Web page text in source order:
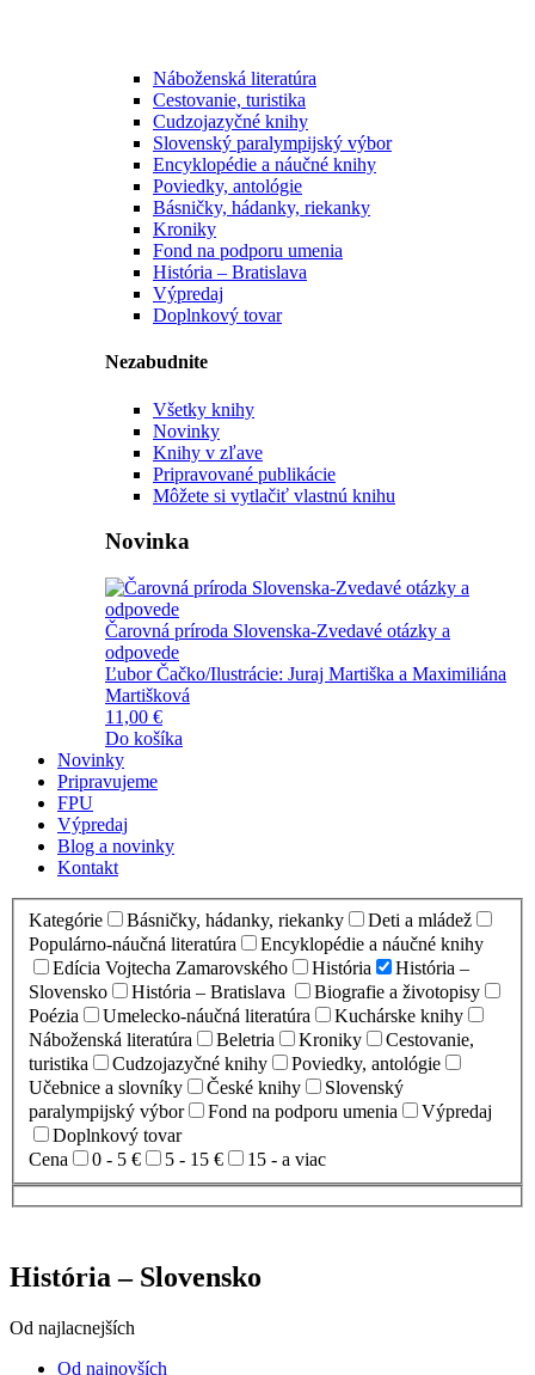
Náboženská literatúra
Cestovanie, turistika
Cudzojazyčné knihy
Slovenský paralympijský výbor
Encyklopédie a náučné knihy
Poviedky, antológie
Básničky, hádanky, riekanky
Kroniky
Fond na podporu umenia
História – Bratislava
Výpredaj
Doplnkový tovar
Nezabudnite
Všetky knihy
Novinky
Knihy v zľave
Pripravované publikácie
Môžete si vytlačiť vlastnú knihu
Novinka
Čarovná príroda Slovenska-Zvedavé otázky a
odpovede
Ľubor Čačko/Ilustrácie: Juraj Martiška a Maximiliána
Martišková
11,00 €
Do košíka
Novinky
Pripravujeme
FPU
Výpredaj
Blog a novinky
Kontakt
Kategórie Básničky, hádanky, riekanky
Deti a mládež
Populárno-náučná literatúra
Encyklopédie a náučné knihy
Edícia Vojtecha Zamarovského
História
História –
Slovensko
História – Bratislava
Biografie a životopisy
Poézia
Umelecko-náučná literatúra
Kuchárske knihy
Náboženská literatúra
Beletria Kroniky
Cestovanie,
turistika
Cudzojazyčné knihy
Poviedky, antológie
Učebnice a slovníky
České knihy
Slovenský
paralympijský výbor
Fond na podporu umenia
Výpredaj
Doplnkový tovar
Cena
0 - 5 € 5 - 15 € 15 - a viac
História – Slovensko
Od najlacnejších
Od najnovších